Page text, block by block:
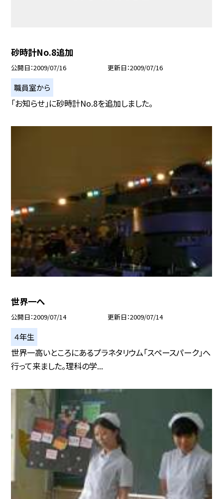
砂時計No.8追加
公開日 2009/07/16 更新日 2009/07/16
職員室から
「お知らせ」に砂時計No.8を追加しました。
世界一へ
公開日 2009/07/14 更新日 2009/07/14
４年生
世界一高いところにあるプラネタリウム「スペースパーク」へ
行って来ました。理科の学...